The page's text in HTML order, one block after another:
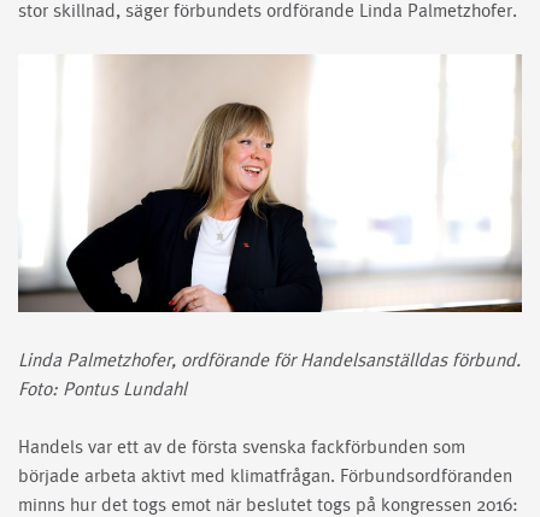
stor skillnad, säger förbundets ordförande
Linda Palmetzhofer.
Linda Palmetzhofer, ordförande för Handelsanställdas förbund.
Foto: Pontus Lundahl
Handels var ett av de första svenska fackförbunden som
började arbeta aktivt med klimatfrågan. Förbundsordföranden
minns hur det togs emot när beslutet togs på kongressen 2016: